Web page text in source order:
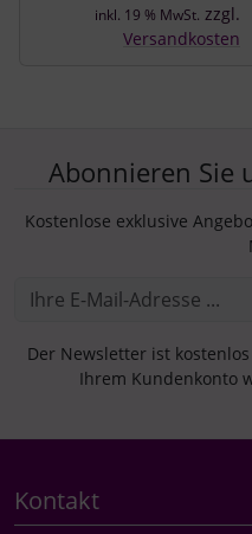
inkl. 19 % MwSt. zzgl.
Versandkosten
Abonnieren Sie
Kostenlose exklusive
Der Newsletter ist
Ihrem Kundenkonto
Kontakt